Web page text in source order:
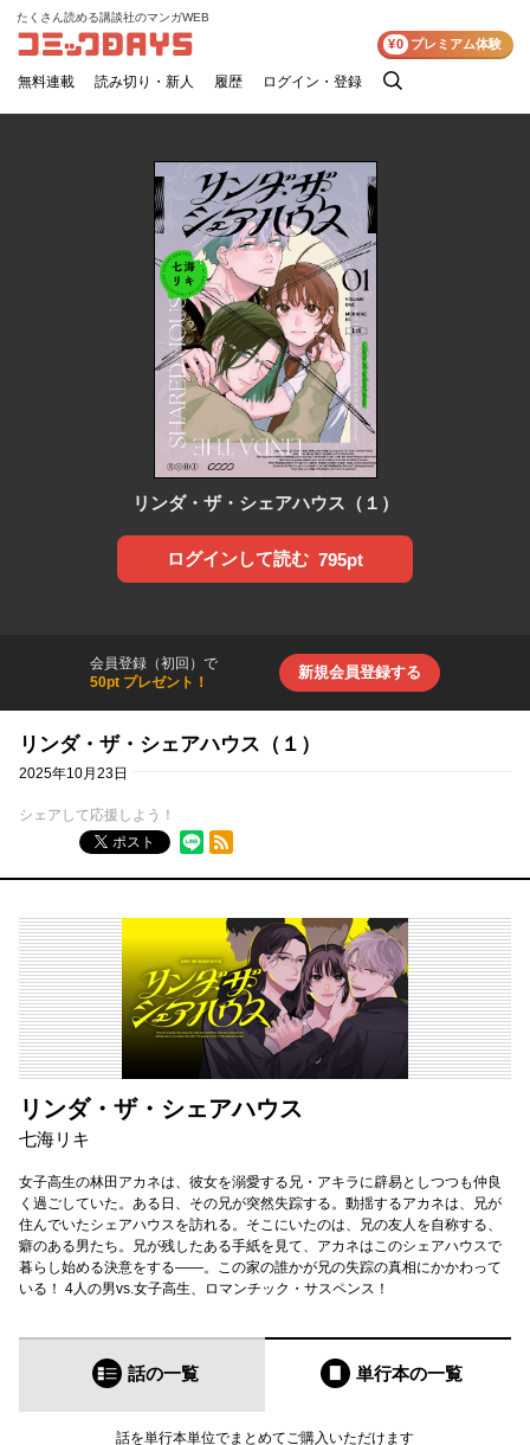
コミックDAYS
たくさん読める講談社のマンガWEB
無料連載 読み切り・新人 履歴 ログイン・登録
検
¥0 プレミアム体験
リンダ・ザ・シェアハウス（１）
ログインして読む 795pt
会員登録（初回）で
50pt プレゼント！
新規会員登録する
リンダ・ザ・シェアハウス（１）
2025年10月23日
シェアして応援しよう！
ポスト
RSSフィード
リンダ・ザ・シェアハウス
七海リキ
女子高生の林田アカネは、彼女を溺愛する兄・アキラに辟易としつつも仲良
く過ごしていた。ある日、その兄が突然失踪する。動揺するアカネは、兄が
住んでいたシェアハウスを訪れる。そこにいたのは、兄の友人を自称する、
癖のある男たち。兄が残したある手紙を見て、アカネはこのシェアハウスで
暮らし始める決意をする――。この家の誰かが兄の失踪の真相にかかわって
いる！ 4人の男vs.女子高生、ロマンチック・サスペンス！
話の一覧 単行本の一覧
話を単行本単位でまとめてご購入いただけます